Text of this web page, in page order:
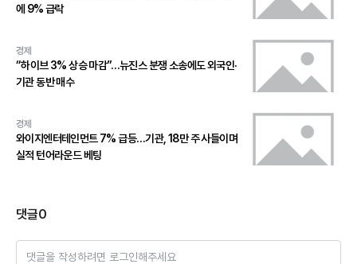
에 9% 급락
경제
“하이브 3% 상승 마감”…뉴진스 분쟁 소송에도 외국인·
기관 동반 매수
경제
와이지엔터테인먼트 7% 급등…기관, 18만 주 사들이며
실적 턴어라운드 베팅
댓글0
댓글을 작성하려면 로그인해주세요